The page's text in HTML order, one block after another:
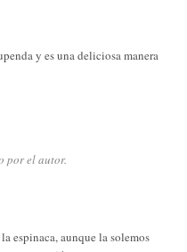
y es una deliciosa manera
por el autor.
espinaca, aunque la solemos